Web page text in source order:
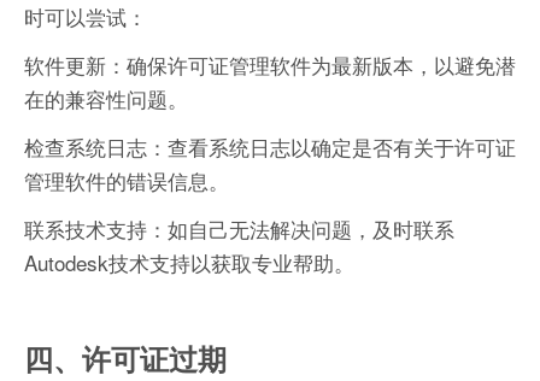
时可以尝试：
软件更新：确保许可证管理软件为最新版本，以避免潜
在的兼容性问题。
检查系统日志：查看系统日志以确定是否有关于许可证
管理软件的错误信息。
联系技术支持：如自己无法解决问题，及时联系
Autodesk技术支持以获取专业帮助。
四、许可证过期